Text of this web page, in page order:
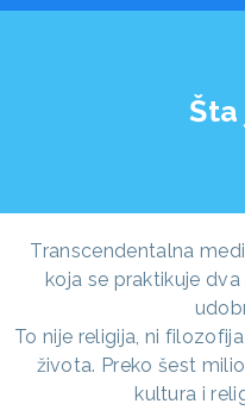
Šta
Transcendentalna
koja se praktikuje
To nije religija, ni
života. Preko šest
kultura i